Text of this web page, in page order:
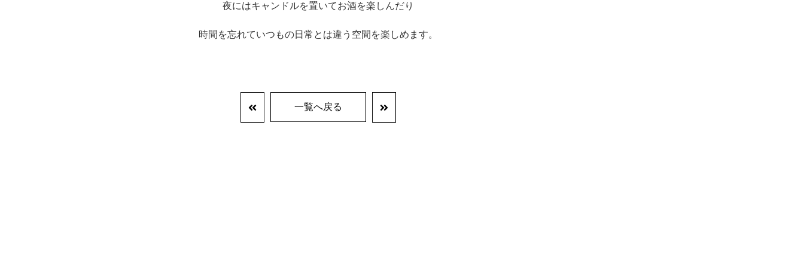
夜にはキャンドルを置いてお酒を楽しんだり
時間を忘れていつもの日常とは違う空間を楽しめます。
一覧へ戻る